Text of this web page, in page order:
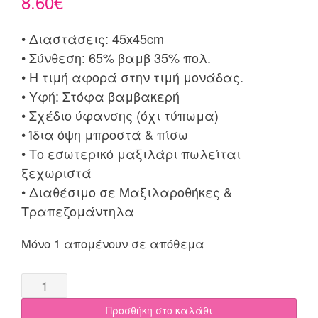
• Διαστάσεις: 45x45cm
• Σύνθεση: 65% βαμβ 35% πολ.
• Η τιμή αφορά στην τιμή μονάδας.
• Υφή: Στόφα βαμβακερή
• Σχέδιο ύφανσης (όχι τύπωμα)
• Ίδια όψη μπροστά & πίσω
• Το εσωτερικό μαξιλάρι πωλείται
ξεχωριστά
• Διαθέσιμο σε Μαξιλαροθήκες &
Τραπεζομάντηλα
Μόνο 1 απομένουν σε απόθεμα
Προσθήκη στο καλάθι